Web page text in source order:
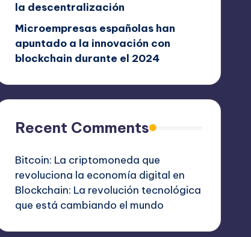
la descentralización
Microempresas españolas han
apuntado a la innovación con
blockchain durante el 2024
Recent Comments
Bitcoin: La criptomoneda que
revoluciona la economía digital en
Blockchain: La revolución tecnológica
que está cambiando el mundo